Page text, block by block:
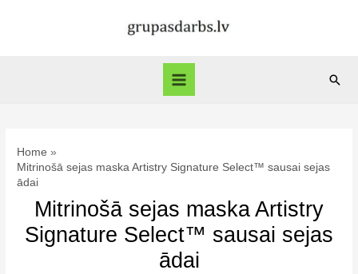
Main
Home
Mitrinošā sejas maska Artistry Signature Select™ sausai sejas
ādai
Mitrinošā sejas maska Artistry
Signature Select™ sausai sejas
ādai